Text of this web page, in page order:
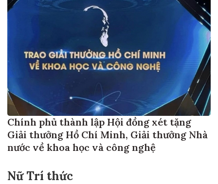
Chính phủ thành lập Hội đồng xét tặng
Giải thưởng Hồ Chí Minh, Giải thưởng Nhà
nước về khoa học và công nghệ
Nữ Trí thức